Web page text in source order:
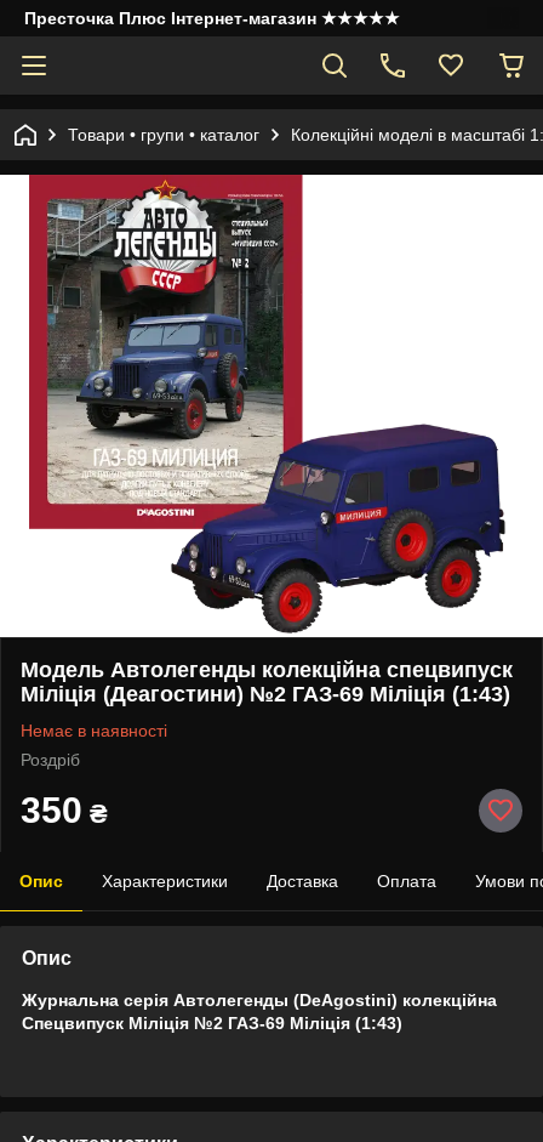
Престочка Плюс Інтернет-магазин ★★★★★
Товари • групи • каталог Колекційні моделі в масштабі
Модель Автолегенды колекційна спецвипуск
Міліція (Деагостини) №2 ГАЗ-69 Міліція (1:43)
Немає в наявності
Роздріб
350 ₴
Опис Характеристики Доставка Оплата Умови
Опис
Журнальна серія Автолегенды (DeAgostini) колекційна
Спецвипуск Міліція №2 ГАЗ-69 Міліція (1:43)